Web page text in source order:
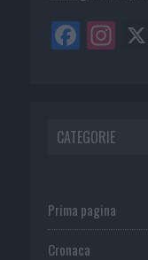
CATEGORIE
Prima pagina
Cronaca